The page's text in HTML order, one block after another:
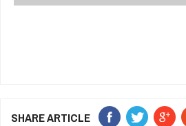
SHARE ARTICLE